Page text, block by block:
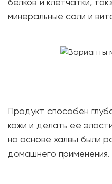
минеральные соли и
Продукт способен
кожи и делать ее
на основе халвы были
домашнего применения.